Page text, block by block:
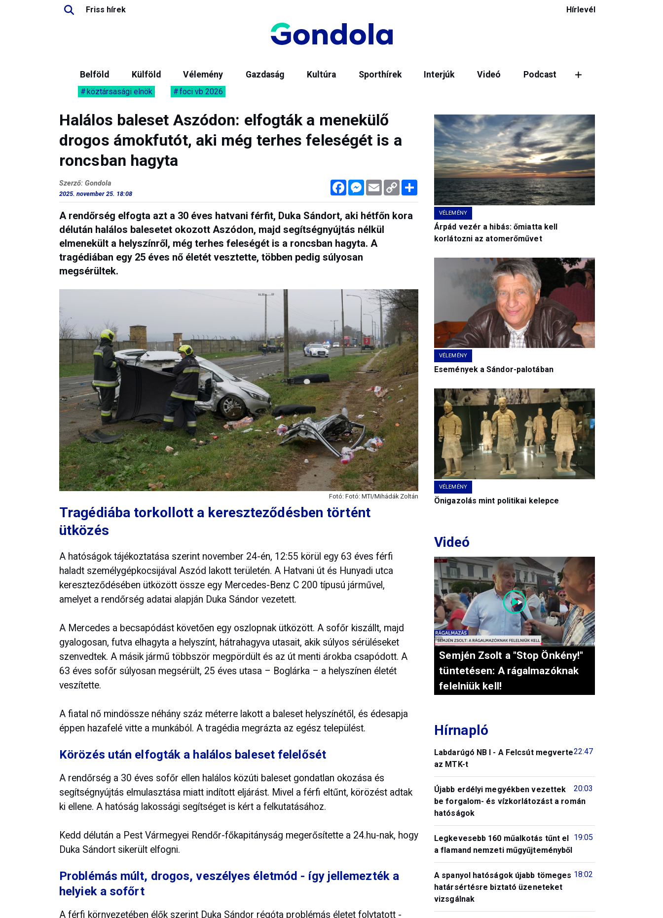
Friss hírek Hírlevél
Belföld Külföld Vélemény Gazdaság Kultúra Sporthírek Interjúk Videó Podcast
köztársasági elnök foci vb 2026
Halálos baleset Aszódon: elfogták a menekülő
drogos ámokfutót, aki még terhes feleségét is a
roncsban hagyta
FacebookMessenger
Email Copy
Link
Megosztás
Szerző: Gondola
2025. november 25. 18:08
A rendőrség elfogta azt a 30 éves hatvani férfit, Duka Sándort, aki hétfőn kora
délután halálos balesetet okozott Aszódon, majd segítségnyújtás nélkül
elmenekült a helyszínről, még terhes feleségét is a roncsban hagyta. A
tragédiában egy 25 éves nő életét vesztette, többen pedig súlyosan
megsérültek.
Fotó: Fotó: MTI/Mihádák Zoltán
Tragédiába torkollott a kereszteződésben történt
ütközés
A hatóságok tájékoztatása szerint november 24-én, 12:55 körül egy 63 éves férfi
haladt személygépkocsijával Aszód lakott területén. A Hatvani út és Hunyadi utca
kereszteződésében ütközött össze egy Mercedes-Benz C 200 típusú járművel,
amelyet a rendőrség adatai alapján Duka Sándor vezetett.
A Mercedes a becsapódást követően egy oszlopnak ütközött. A sofőr kiszállt, majd
gyalogosan, futva elhagyta a helyszínt, hátrahagyva utasait, akik súlyos sérüléseket
szenvedtek. A másik jármű többször megpördült és az út menti árokba csapódott. A
63 éves sofőr súlyosan megsérült, 25 éves utasa – Boglárka – a helyszínen életét
veszítette.
A fiatal nő mindössze néhány száz méterre lakott a baleset helyszínétől, és édesapja
éppen hazafelé vitte a munkából. A tragédia megrázta az egész települést.
Körözés után elfogták a halálos baleset felelősét
A rendőrség a 30 éves sofőr ellen halálos közúti baleset gondatlan okozása és
segítségnyújtás elmulasztása miatt indított eljárást. Mivel a férfi eltűnt, körözést adtak
ki ellene. A hatóság lakossági segítséget is kért a felkutatásához.
Kedd délután a Pest Vármegyei Rendőr-főkapitányság megerősítette a 24.hu-nak, hogy
Duka Sándort sikerült elfogni.
Problémás múlt, drogos, veszélyes életmód - így jellemezték a
helyiek a sofőrt
A férfi környezetében élők szerint Duka Sándor régóta problémás életet folytatott -
VÉLEMÉNY
Árpád vezér a hibás: őmiatta kell
korlátozni az atomerőművet
VÉLEMÉNY
Események a Sándor-palotában
VÉLEMÉNY
Önigazolás mint politikai kelepce
Videó
Semjén Zsolt a "Stop Önkény!"
tüntetésen: A rágalmazóknak
felelniük kell!
Hírnapló
22:47
Labdarúgó NB I - A Felcsút megverte
az MTK-t
20:03
Újabb erdélyi megyékben vezettek
be forgalom- és vízkorlátozást a román
hatóságok
19:05
Legkevesebb 160 műalkotás tűnt el
a flamand nemzeti műgyűjteményből
18:02
A spanyol hatóságok újabb tömeges
határsértésre biztató üzeneteket
vizsgálnak